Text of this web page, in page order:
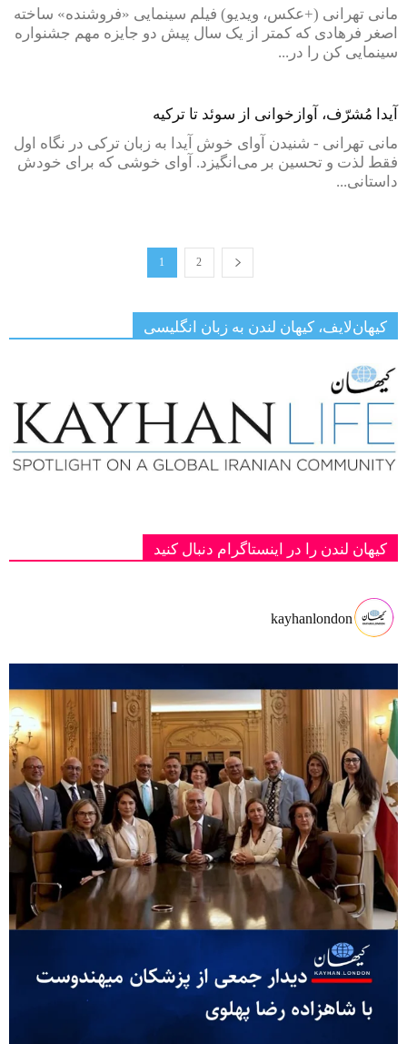
مانی تهرانی (+عکس، ویدیو) فیلم سینمایی «فروشنده» ساخته
اصغر فرهادی که کمتر از یک سال پیش دو جایزه مهم جشنواره
سینمایی کن را در...
آیدا مُشرّف، آوازخوانی از سوئد تا ترکیه
مانی تهرانی - شنیدن آوای خوش آیدا به زبان ترکی در نگاه اول
فقط لذت و تحسین بر می‌انگیزد. آوای خوشی که برای خودش
داستانی...
1 2
کیهان‌لایف، کیهان لندن به زبان انگلیسی
کیهان لندن را در اینستاگرام دنبال کنید
kayhanlondon